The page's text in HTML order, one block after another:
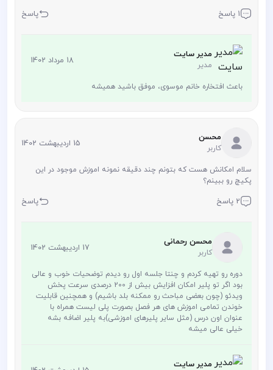
1 پاسخ پاسخ
مدیر سایت
مدیر 18 مرداد 1402
باعث افتخاره خانم موسوی، موفق باشید همیشه
محسن
کاربر 15 اردیبهشت 1402
سلام امکانش هست که بتونم چند دقیقه نمونه اموزش موجود در این
پکیچ رو ببینم؟
2 پاسخ پاسخ
محسن رحمانی
کاربر 17 اردیبهشت 1402
دوره رو تهیه کردم و چنتا جلسه اول رو دیدم توضحیات خوب و عالی
بود اگر تو پلیر امکان افزایش بیش از 200 درصدی سرعت پخش
ویدئو (چون بعضی مباحث رو ممکنه بلد باشیم) و همچنین قابلیت
خوندن تمامی اموزش های هر فصل بصورت پلی لیست همراه با
عنوان اون درس (مثل سایر پلیرهای اموزشی)به پلیر اضافه بشه
خیلی عالی میشه
مدیر سایت